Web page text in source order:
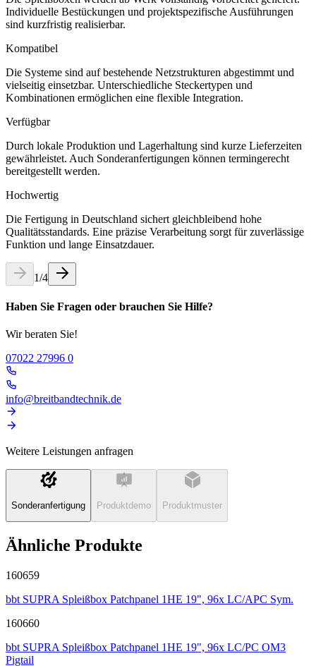
Individuelle Bestückungen und projektspezifische Ausführungen
sind kurzfristig realisierbar.
Kompatibel
Die Systeme sind auf bestehende Netzstrukturen abgestimmt und
vielseitig einsetzbar. Unterschiedliche Steckertypen und
Kombinationen ermöglichen eine flexible Integration.
Verfügbar
Durch lokale Produktion und Lagerhaltung sind kurze Lieferzeiten
gewährleistet. Auch Sonderanfertigungen können termingerecht
bereitgestellt werden.
Hochwertig
Die Fertigung in Deutschland sichert gleichbleibend hohe
Qualitätsstandards. Eine präzise Verarbeitung sorgt für zuverlässige
Funktion und lange Einsatzdauer.
1/4
Haben Sie Fragen oder brauchen Sie Hilfe?
Wir beraten Sie!
07022 27996 0
info@breitbandtechnik.de
Weitere Leistungen anfragen
Sonderanfertigung Produktdemo Produktmuster
Ähnliche Produkte
160659
bbt SUPRA Spleißbox Patchpanel 1HE 19", 96x LC/APC Sym.
160660
bbt SUPRA Spleißbox Patchpanel 1HE 19", 96x LC/PC OM3
Pigtail